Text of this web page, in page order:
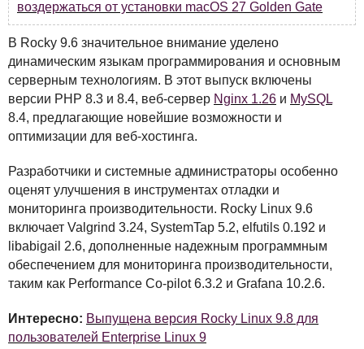
воздержаться от установки macOS 27 Golden Gate
В Rocky 9.6 значительное внимание уделено
динамическим языкам программирования и основным
серверным технологиям. В этот выпуск включены
версии PHP 8.3 и 8.4, веб-сервер Nginx 1.26 и MySQL
8.4, предлагающие новейшие возможности и
оптимизации для веб-хостинга.
Разработчики и системные администраторы особенно
оценят улучшения в инструментах отладки и
мониторинга производительности. Rocky Linux 9.6
включает Valgrind 3.24, SystemTap 5.2, elfutils 0.192 и
libabigail 2.6, дополненные надежным программным
обеспечением для мониторинга производительности,
таким как Performance Co-pilot 6.3.2 и Grafana 10.2.6.
Интересно: Выпущена версия Rocky Linux 9.8 для
пользователей Enterprise Linux 9